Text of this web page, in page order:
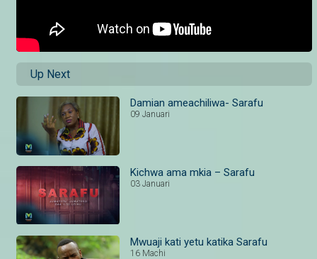
Up Next
Damian ameachiliwa- Sarafu
09 Januari
Kichwa ama mkia – Sarafu
03 Januari
Mwuaji kati yetu katika Sarafu
16 Machi